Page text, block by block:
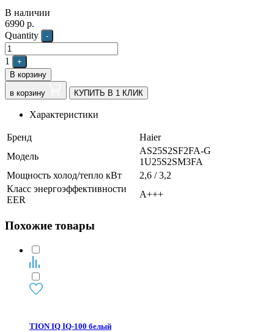
В наличии
6990 р.
Quantity
-
1
+
В корзину
в корзину
КУПИТЬ В 1 КЛИК
Характеристики
Бренд
Haier
Модель
AS25S2SF2FA-G
1U25S2SM3FA
Мощность холод/тепло кВт
2,6 / 3,2
Класс энергоэффективности
EER
А+++
Похожие товары
TION IQ IQ-100 белый